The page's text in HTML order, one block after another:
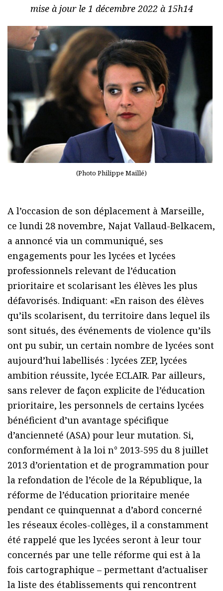
mise à jour le 1 décembre 2022 à 15h14
(Photo Philippe Maillé)
A l’occasion de son déplacement à Marseille,
ce lundi 28 novembre, Najat Vallaud-Belkacem,
a annoncé via un communiqué, ses
engagements pour les lycées et lycées
professionnels relevant de l’éducation
prioritaire et scolarisant les élèves les plus
défavorisés. Indiquant: «En raison des élèves
qu’ils scolarisent, du territoire dans lequel ils
sont situés, des événements de violence qu’ils
ont pu subir, un certain nombre de lycées sont
aujourd’hui labellisés : lycées ZEP, lycées
ambition réussite, lycée ECLAIR. Par ailleurs,
sans relever de façon explicite de l’éducation
prioritaire, les personnels de certains lycées
bénéficient d’un avantage spécifique
d’ancienneté (ASA) pour leur mutation. Si,
conformément à la loi n° 2013-595 du 8 juillet
2013 d’orientation et de programmation pour
la refondation de l’école de la République, la
réforme de l’éducation prioritaire menée
pendant ce quinquennat a d’abord concerné
les réseaux écoles-collèges, il a constamment
été rappelé que les lycées seront à leur tour
concernés par une telle réforme qui est à la
fois cartographique – permettant d’actualiser
la liste des établissements qui rencontrent